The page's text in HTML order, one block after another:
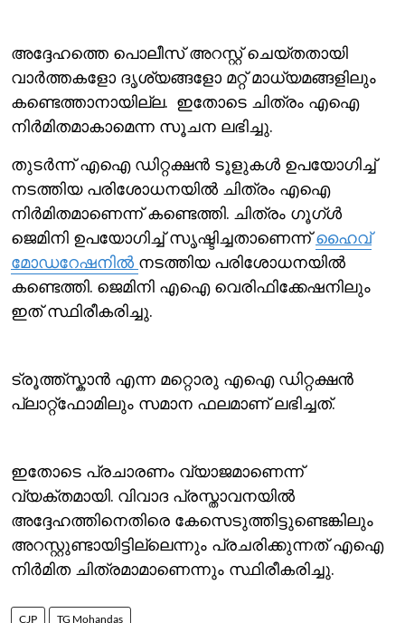
അദ്ദേഹത്തെ പൊലീസ് അറസ്റ്റ് ചെയ്തതായി
വാര്‍ത്തകളോ ദൃശ്യങ്ങളോ മറ്റ് മാധ്യമങ്ങളിലും
കണ്ടെത്താനായില്ല. ഇതോടെ ചിത്രം എഐ
നിര്‍മിതമാകാമെന്ന സൂചന ലഭിച്ചു.
തുടര്‍ന്ന് എഐ ഡിറ്റക്ഷന്‍ ടൂളുകള്‍ ഉപയോഗിച്ച്
നടത്തിയ പരിശോധനയില്‍ ചിത്രം എഐ
നിര്‍മിതമാണെന്ന് കണ്ടെത്തി. ചിത്രം ഗൂഗ്ള്‍
ജെമിനി ഉപയോഗിച്ച് സൃഷ്ടിച്ചതാണെന്ന്ഹൈവ്
മോഡറേഷനില്‍ നടത്തിയ പരിശോധനയില്‍
കണ്ടെത്തി. ജെമിനി എഐ വെരിഫിക്കേഷനിലും
ഇത് സ്ഥിരീകരിച്ചു.
ട്രൂത്ത്സ്കാന്‍ എന്ന മറ്റൊരു എഐ ഡിറ്റക്ഷന്‍
പ്ലാറ്റ്ഫോമിലും സമാന ഫലമാണ് ലഭിച്ചത്.
ഇതോടെ പ്രചാരണം വ്യാജമാണെന്ന്
വ്യക്തമായി. വിവാദ പ്രസ്താവനയില്‍
അദ്ദേഹത്തിനെതിരെ കേസെടുത്തിട്ടുണ്ടെങ്കിലും
അറസ്റ്റുണ്ടായിട്ടില്ലെന്നും പ്രചരിക്കുന്നത് എഐ
നിര്‍മിത ചിത്രമാമാണെന്നും സ്ഥിരീകരിച്ചു.
CJP TG Mohandas